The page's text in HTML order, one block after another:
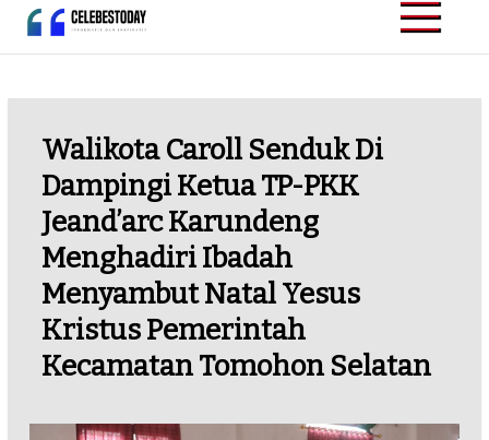
Skip
CELEBESTODAY.ID
Informatif dan
Walikota Caroll Senduk Di
Dampingi Ketua TP-PKK
Jeand’arc Karundeng
Menghadiri Ibadah
Menyambut Natal Yesus
Kristus Pemerintah
Kecamatan Tomohon Selatan